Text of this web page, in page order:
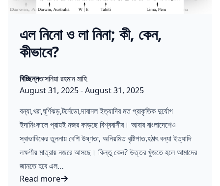
এল নিনো ও লা নিনা; কী, কেন,
কীভাবে?
Posted in
বিচ্ছিন্নPosted by
তাসনিয়া রহমান মাহি
Published on:
August 31, 2025-Last updated on:
August 31, 2025
বন্যা,খরা,ঘূর্ণিঝড়,টর্নেডো,দাবানল ইত্যাদির মত প্রাকৃতিক দুর্যোগ
ইদানিংকালে প্রায়ই নজর কাড়ছে বিশ্ববাসীর। আবার বাংলাদেশেও
স্বাভাবিকের তুলনায় বেশি উষ্ণতা, অনিয়মিত বৃষ্টিপাত,হঠাৎ বন্যা ইত্যাদি
লক্ষণীয় মাত্রায় নজরে আসছে। কিন্তু কেন? উত্তর খুঁজতে হলে আমাদের
জানতে হবে এল…
Read more
এল নিনো ও লা নিনা; কী, কেন, কীভাবে?